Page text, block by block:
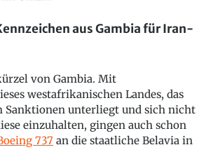
aus Gambia für Iran-
von Gambia. Mit
westafrikanischen Landes, das
Sanktionen unterliegt und sich nicht
einzuhalten, gingen auch schon
737 an die staatliche Belavia in